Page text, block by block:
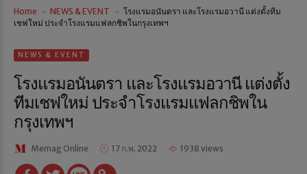
Home NEWS & EVENT
โรงแรมอนันตรา และโรงแรมอวานี แต่งตั้งทีม
เชฟใหม่ ประจำโรงแรมแฟลกชิพในกรุงเทพฯ
NEWS & EVENT
โรงแรมอนันตรา และโรงแรมอวานี แต่งตั้ง
ทีมเชฟใหม่ ประจำโรงแรมแฟลกชิพใน
กรุงเทพฯ
Memag Online 17 ก.พ. 2022 1938 views